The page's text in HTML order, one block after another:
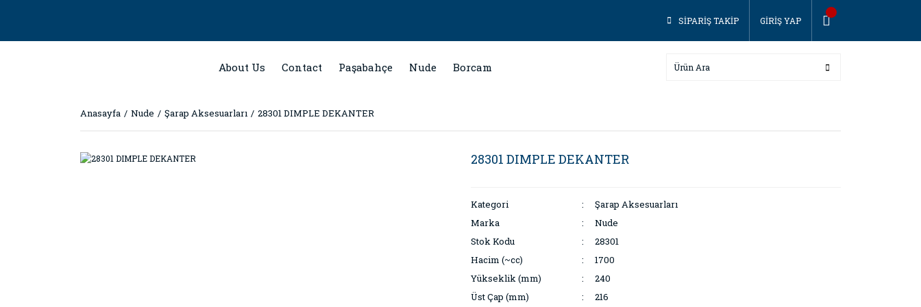
SİPARİŞ TAKİP GİRİŞ YAP
About Us Contact Paşabahçe Nude Borcam
Anasayfa Nude Şarap Aksesuarları 28301 DIMPLE DEKANTER
28301 DIMPLE DEKANTER
Kategori
Şarap Aksesuarları
Marka
Nude
Stok Kodu
28301
Hacim (~cc)
1700
Yükseklik (mm)
240
Üst Çap (mm)
216